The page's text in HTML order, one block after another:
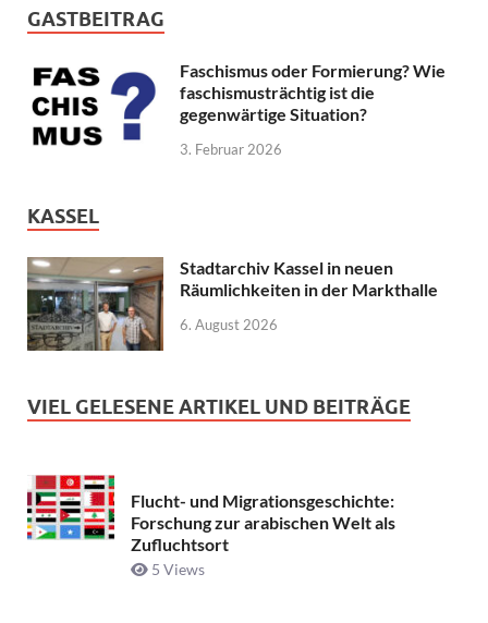
GASTBEITRAG
Faschismus oder Formierung? Wie
faschismusträchtig ist die
gegenwärtige Situation?
3. Februar 2026
KASSEL
Stadtarchiv Kassel in neuen
Räumlichkeiten in der Markthalle
6. August 2026
VIEL GELESENE ARTIKEL UND BEITRÄGE
Flucht- und Migrationsgeschichte:
Forschung zur arabischen Welt als
Zufluchtsort
5 Views